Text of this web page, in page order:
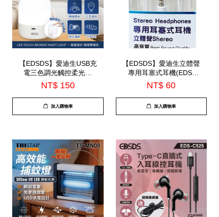
【EDSDS】愛迪生USB充
電三色調光觸控柔光燈
(EDS-L051)
NT$ 150
加入購物車
【EDSDS】愛迪生立體聲
專用耳塞式耳機(EDS-
C514)
NT$ 60
加入購物車